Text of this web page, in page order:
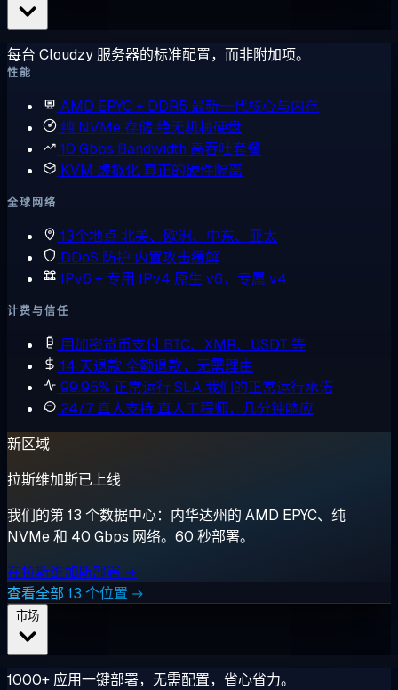
每台 Cloudzy 服务器的标准配置，而非附加项。
性能
AMD EPYC + DDR5 最新一代核心与内存
纯 NVMe 存储绝无机械硬盘
10 Gbps Bandwidth 高吞吐套餐
KVM 虚拟化 真正的硬件隔离
全球网络
13个地点 北美、欧洲、中东、亚太
DDoS 防护 内置攻击缓解
IPv6 + 专用 IPv4 原生 v6，专属 v4
计费与信任
用加密货币支付 BTC、XMR、USDT 等
14 天退款全额退款，无需理由
99.95% 正常运行 SLA我们的正常运行承诺
24/7 真人支持 真人工程师，几分钟响应
新区域
拉斯维加斯已上线
我们的第 13 个数据中心：内华达州的 AMD EPYC、纯
NVMe 和 40 Gbps 网络。60 秒部署。
在拉斯维加斯部署 →
查看全部 13 个位置 →
1000+ 应用一键部署，无需配置，省心省力。